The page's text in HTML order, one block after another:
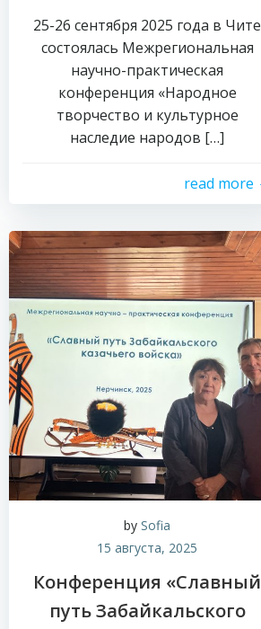
25-26 сентября 2025 года в Чите
состоялась Межрегиональная
научно-практическая
конференция «Народное
творчество и культурное
наследие народов […]
read more
bySofia
15 августа, 2025
Конференция «Славный
путь Забайкальского